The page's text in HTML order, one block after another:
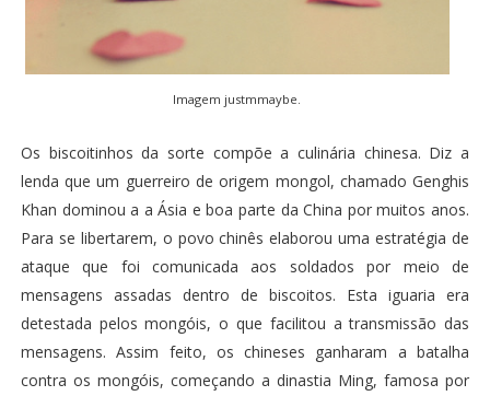
Imagem justmmaybe.
Os biscoitinhos da sorte compõe a culinária chinesa. Diz a
lenda que um guerreiro de origem mongol, chamado Genghis
Khan dominou a a Ásia e boa parte da China por muitos anos.
Para se libertarem, o povo chinês elaborou uma estratégia de
ataque que foi comunicada aos soldados por meio de
mensagens assadas dentro de biscoitos. Esta iguaria era
detestada pelos mongóis, o que facilitou a transmissão das
mensagens. Assim feito, os chineses ganharam a batalha
contra os mongóis, começando a dinastia Ming, famosa por